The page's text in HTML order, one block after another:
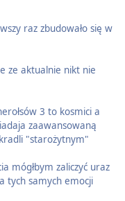
raz zbudowało się w
ze aktualnie nikt nie
3 to kosmici a
zaawansowaną
"starożytnym"
mógłbym zaliczyć uraz
tych samych emocji